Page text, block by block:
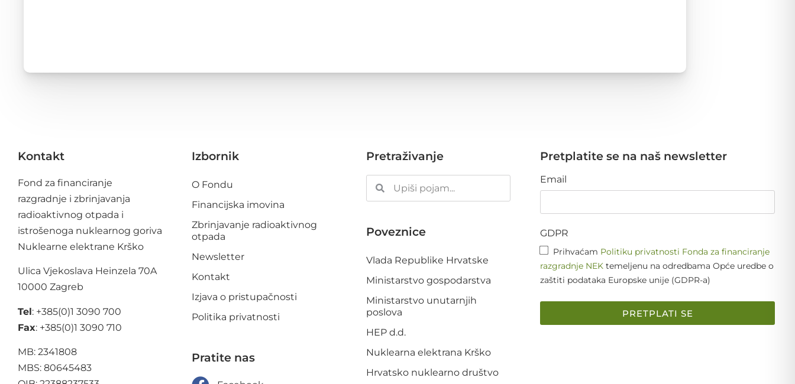
Kontakt
Fond za financiranje
razgradnje i zbrinjavanja
radioaktivnog otpada i
istrošenoga nuklearnog goriva
Nuklearne elektrane Krško
Ulica Vjekoslava Heinzela 70A
10000 Zagreb
Tel: +385(0)1 3090 700
Fax: +385(0)1 3090 710
MB: 2341808
MBS: 80645483
Izbornik
O Fondu
Financijska imovina
Zbrinjavanje radioaktivnog
otpada
Newsletter
Kontakt
Izjava o pristupačnosti
Politika privatnosti
Pratite nas
Pretraživanje
Poveznice
Vlada Republike Hrvatske
Ministarstvo gospodarstva
Ministarstvo unutarnjih
poslova
HEP d.d.
Nuklearna elektrana Krško
Hrvatsko nuklearno društvo
Pretplatite se na naš newsletter
Email
GDPR
Prihvaćam Politiku privatnosti Fonda za financiranje
razgradnje NEK temeljenu na odredbama Opće uredbe o
zaštiti podataka Europske unije (GDPR-a)
PRETPLATI SE